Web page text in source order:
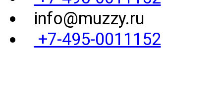
info@muzzy.ru
+7-495-0011152